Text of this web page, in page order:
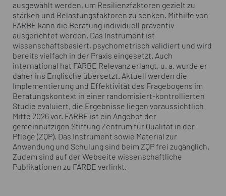
ausgewählt werden, um Resilienzfaktoren gezielt zu
stärken und Belastungsfaktoren zu senken. Mithilfe von
FARBE kann die Beratung individuell präventiv
ausgerichtet werden. Das Instrument ist
wissenschaftsbasiert, psychometrisch validiert und wird
bereits vielfach in der Praxis eingesetzt. Auch
international hat FARBE Relevanz erlangt, u. a. wurde er
daher ins Englische übersetzt. Aktuell werden die
Implementierung und Effektivität des Fragebogens im
Beratungskontext in einer randomisiert-kontrollierten
Studie evaluiert, die Ergebnisse liegen voraussichtlich
Mitte 2026 vor. FARBE ist ein Angebot der
gemeinnützigen Stiftung Zentrum für Qualität in der
Pflege (ZQP). Das Instrument sowie Material zur
Anwendung und Schulung sind beim ZQP frei zugänglich.
Zudem sind auf der Webseite wissenschaftliche
Publikationen zu FARBE verlinkt.